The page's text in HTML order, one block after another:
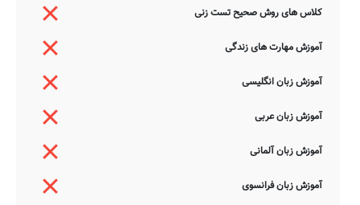
کلاس های روش صحیح تست زنی
آموزش مهارت های زندگی
آموزش زبان انگلیسی
آموزش زبان عربی
آموزش زبان آلمانی
آموزش زبان فرانسوی